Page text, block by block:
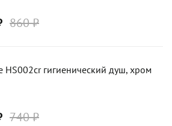
860 ₽
HS002cr гигиенический душ, хром
740 ₽